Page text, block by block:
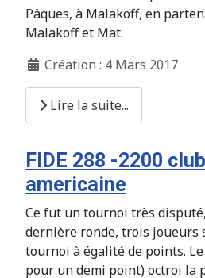
Pâques, à Malakoff, en
Malakoff et Mat.
Création : 4 Mars 2017
Lire la suite...
FIDE 288 -2200
americaine
Ce fut un tournoi très
dernière ronde, trois joueurs
tournoi à égalité de points.
pour un demi point) octroi la